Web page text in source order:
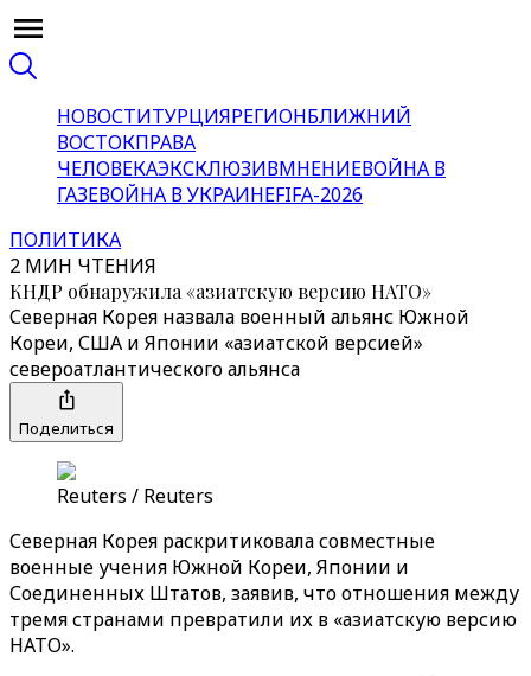
НОВОСТИТУРЦИЯРЕГИОНБЛИЖНИЙ
ВОСТОКПРАВА
ЧЕЛОВЕКАЭКСКЛЮЗИВМНЕНИЕВОЙНА В
ГАЗЕВОЙНА В УКРАИНЕFIFA-2026
ПОЛИТИКА
2 МИН ЧТЕНИЯ
КНДР обнаружила «азиатскую версию НАТО»
Северная Корея назвала военный альянс Южной
Кореи, США и Японии «азиатской версией»
североатлантического альянса
Поделиться
Reuters / Reuters
Северная Корея раскритиковала совместные
военные учения Южной Кореи, Японии и
Соединенных Штатов, заявив, что отношения между
тремя странами превратили их в «азиатскую версию
НАТО».